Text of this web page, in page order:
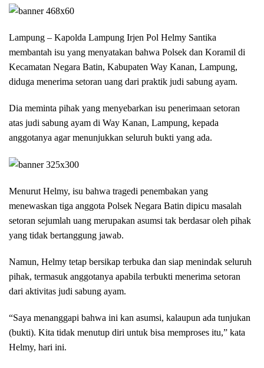
Lampung – Kapolda Lampung Irjen Pol Helmy Santika
membantah isu yang menyatakan bahwa Polsek dan Koramil di
Kecamatan Negara Batin, Kabupaten Way Kanan, Lampung,
diduga menerima setoran uang dari praktik judi sabung ayam.
Dia meminta pihak yang menyebarkan isu penerimaan setoran
atas judi sabung ayam di Way Kanan, Lampung, kepada
anggotanya agar menunjukkan seluruh bukti yang ada.
Menurut Helmy, isu bahwa tragedi penembakan yang
menewaskan tiga anggota Polsek Negara Batin dipicu masalah
setoran sejumlah uang merupakan asumsi tak berdasar oleh pihak
yang tidak bertanggung jawab.
Namun, Helmy tetap bersikap terbuka dan siap menindak seluruh
pihak, termasuk anggotanya apabila terbukti menerima setoran
dari aktivitas judi sabung ayam.
“Saya menanggapi bahwa ini kan asumsi, kalaupun ada tunjukan
(bukti). Kita tidak menutup diri untuk bisa memproses itu,” kata
Helmy, hari ini.